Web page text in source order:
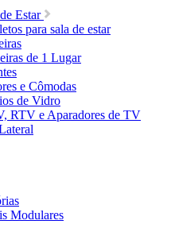
Estar
para sala de estar
de 1 Lugar
e Cômodas
de Vidro
RTV e Aparadores de TV
Modulares